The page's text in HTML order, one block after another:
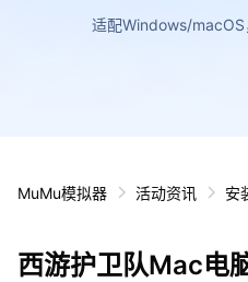
适配Windows/
MuMu模拟器 活动资讯 安
西游护卫队Mac电